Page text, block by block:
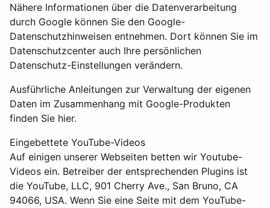
Nähere Informationen über die Datenverarbeitung
durch Google können Sie den Google-
Datenschutzhinweisen entnehmen. Dort können Sie im
Datenschutzcenter auch Ihre persönlichen
Datenschutz-Einstellungen verändern.
Ausführliche Anleitungen zur Verwaltung der eigenen
Daten im Zusammenhang mit Google-Produkten
finden Sie hier.
Eingebettete YouTube-Videos
Auf einigen unserer Webseiten betten wir Youtube-
Videos ein. Betreiber der entsprechenden Plugins ist
die YouTube, LLC, 901 Cherry Ave., San Bruno, CA
94066, USA. Wenn Sie eine Seite mit dem YouTube-